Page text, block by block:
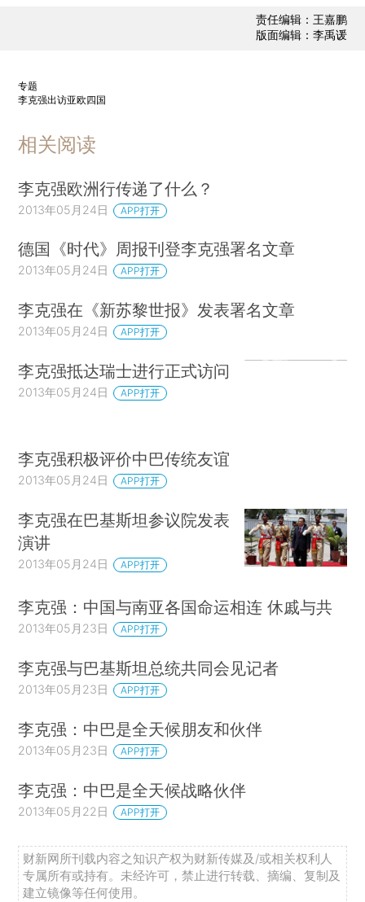
责任编辑：王嘉鹏
版面编辑：李禹谖
专题
李克强出访亚欧四国
相关阅读
李克强欧洲行传递了什么？
2013年05月24日 APP打开
德国《时代》周报刊登李克强署名文章
2013年05月24日 APP打开
李克强在《新苏黎世报》发表署名文章
2013年05月24日 APP打开
李克强抵达瑞士进行正式访问
2013年05月24日 APP打开
李克强积极评价中巴传统友谊
2013年05月24日 APP打开
李克强在巴基斯坦参议院发表
演讲
2013年05月24日 APP打开
李克强：中国与南亚各国命运相连 休戚与共
2013年05月23日 APP打开
李克强与巴基斯坦总统共同会见记者
2013年05月23日 APP打开
李克强：中巴是全天候朋友和伙伴
2013年05月23日 APP打开
李克强：中巴是全天候战略伙伴
2013年05月22日 APP打开
财新网所刊载内容之知识产权为财新传媒及/或相关权利人
专属所有或持有。未经许可，禁止进行转载、摘编、复制及
建立镜像等任何使用。